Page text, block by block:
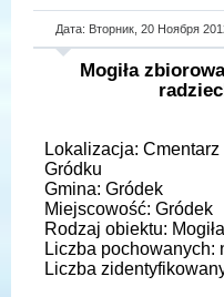
Дата: Вторник, 20 Ноября
Mogiła
Lokalizacja:
Gródku
Gmina: Gródek
Miejscowość: Gródek
Rodzaj obiektu:
Liczba pochowanych:
Liczba